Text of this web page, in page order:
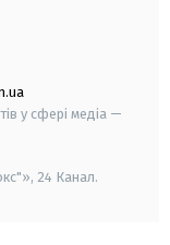
у сфері медіа —
24 Канал.